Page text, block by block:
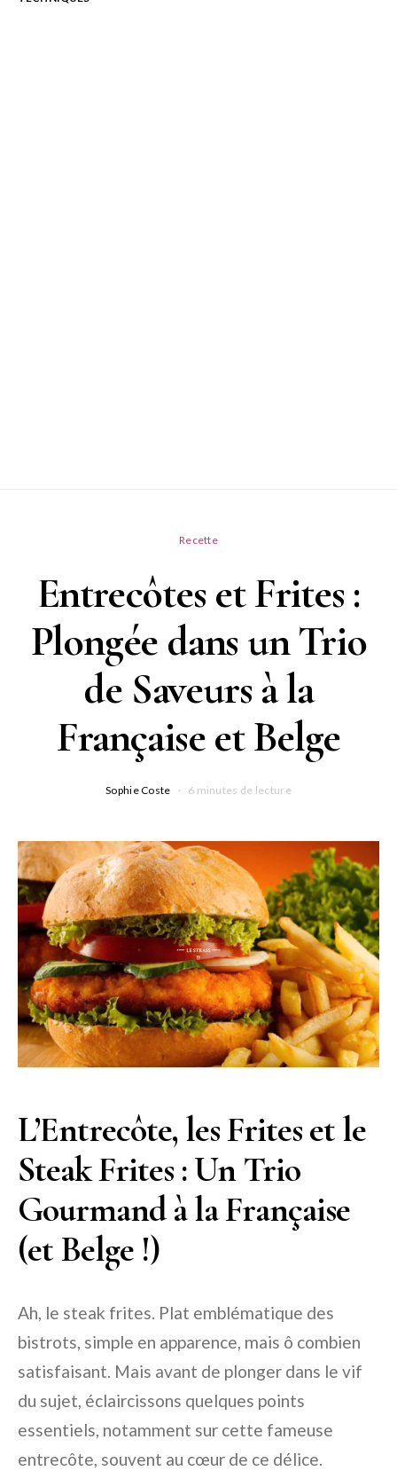
Recette
Entrecôtes et Frites :
Plongée dans un Trio
de Saveurs à la
Française et Belge
Sophie Coste 6 minutes de lecture
L’Entrecôte, les Frites et le
Steak Frites : Un Trio
Gourmand à la Française
(et Belge !)
Ah, le steak frites. Plat emblématique des
bistrots, simple en apparence, mais ô combien
satisfaisant. Mais avant de plonger dans le vif
du sujet, éclaircissons quelques points
essentiels, notamment sur cette fameuse
entrecôte, souvent au cœur de ce délice.